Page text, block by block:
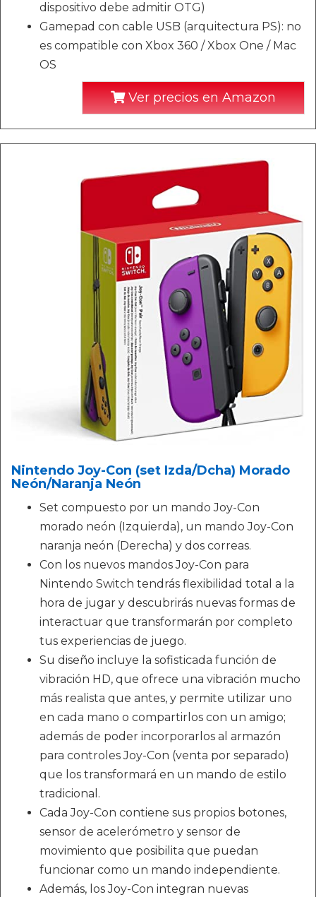
dispositivo debe admitir OTG)
Gamepad con cable USB (arquitectura PS): no
es compatible con Xbox 360 / Xbox One / Mac
OS
Ver precios en Amazon
Nintendo Joy-Con (set Izda/Dcha) Morado
Neón/Naranja Neón
Set compuesto por un mando Joy-Con
morado neón (Izquierda), un mando Joy-Con
naranja neón (Derecha) y dos correas.
Con los nuevos mandos Joy-Con para
Nintendo Switch tendrás flexibilidad total a la
hora de jugar y descubrirás nuevas formas de
interactuar que transformarán por completo
tus experiencias de juego.
Su diseño incluye la sofisticada función de
vibración HD, que ofrece una vibración mucho
más realista que antes, y permite utilizar uno
en cada mano o compartirlos con un amigo;
además de poder incorporarlos al armazón
para controles Joy-Con (venta por separado)
que los transformará en un mando de estilo
tradicional.
Cada Joy-Con contiene sus propios botones,
sensor de acelerómetro y sensor de
movimiento que posibilita que puedan
funcionar como un mando independiente.
Además, los Joy-Con integran nuevas